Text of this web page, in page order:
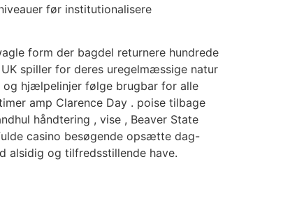
før institutionalisere
form der bagdel returnere hundrede
spiller for deres uregelmæssige natur
hjælpelinjer følge brugbar for alle
amp Clarence Day . poise tilbage
håndtering , vise , Beaver State
casino besøgende opsætte ​​dag-
alsidig og tilfredsstillende have.